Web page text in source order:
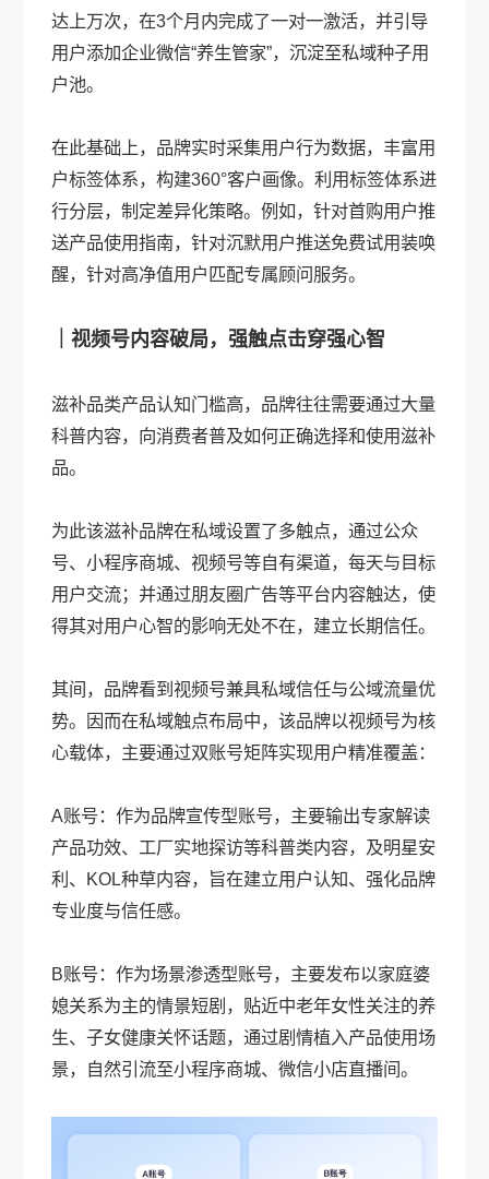
达上万次，在3个月内完成了一对一激活，并引导
用户添加企业微信“养生管家”，沉淀至私域种子用
户池。
在此基础上，品牌实时采集用户行为数据，丰富用
户标签体系，构建360°客户画像。利用标签体系进
行分层，制定差异化策略。例如，针对首购用户推
送产品使用指南，针对沉默用户推送免费试用装唤
醒，针对高净值用户匹配专属顾问服务。
｜视频号内容破局，强触点击穿强心智
滋补品类产品认知门槛高，品牌往往需要通过大量
科普内容，向消费者普及如何正确选择和使用滋补
品。
为此该滋补品牌在私域设置了多触点，通过公众
号、小程序商城、视频号等自有渠道，每天与目标
用户交流；并通过朋友圈广告等平台内容触达，使
得其对用户心智的影响无处不在，建立长期信任。
其间，品牌看到视频号兼具私域信任与公域流量优
势。因而在私域触点布局中，该品牌以视频号为核
心载体，主要通过双账号矩阵实现用户精准覆盖：
A账号：作为品牌宣传型账号，主要输出专家解读
产品功效、工厂实地探访等科普类内容，及明星安
利、KOL种草内容，旨在建立用户认知、强化品牌
专业度与信任感。
B账号：作为场景渗透型账号，主要发布以家庭婆
媳关系为主的情景短剧，贴近中老年女性关注的养
生、子女健康关怀话题，通过剧情植入产品使用场
景，自然引流至小程序商城、微信小店直播间。